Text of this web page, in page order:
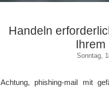
Handeln
Ihrem
Sonntag,
Achtung, phishing-mail mit